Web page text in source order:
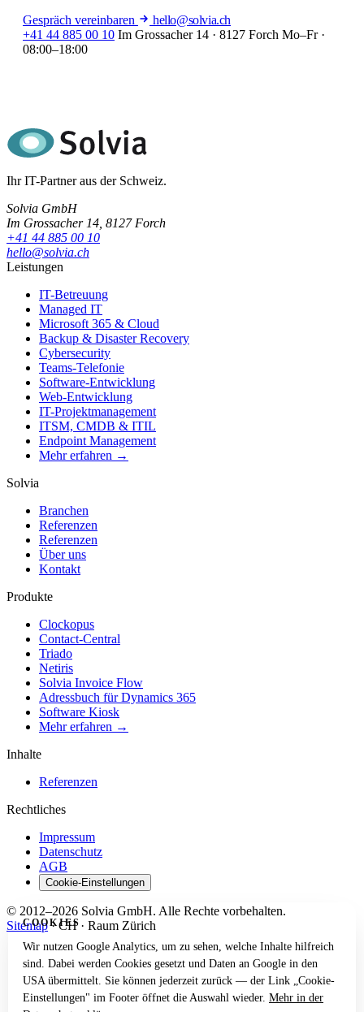
Gespräch vereinbaren
hello@solvia.ch
+41 44 885 00 10 Im Grossacher 14 · 8127 Forch Mo–Fr ·
08:00–18:00
Ihr IT-Partner aus der Schweiz.
Solvia GmbH
Im Grossacher 14, 8127 Forch
+41 44 885 00 10
hello@solvia.ch
Leistungen
IT-Betreuung
Managed IT
Microsoft 365 & Cloud
Backup & Disaster Recovery
Cybersecurity
Teams-Telefonie
Software-Entwicklung
Web-Entwicklung
IT-Projektmanagement
ITSM, CMDB & ITIL
Endpoint Management
Mehr erfahren →
Solvia
Branchen
Referenzen
Referenzen
Über uns
Kontakt
Produkte
Clockopus
Contact-Central
Triado
Netiris
Solvia Invoice Flow
Adressbuch für Dynamics 365
Software Kiosk
Mehr erfahren →
Inhalte
Referenzen
Rechtliches
Impressum
Datenschutz
AGB
Cookie-Einstellungen
© 2012–2026 Solvia GmbH. Alle Rechte vorbehalten.
Sitemap · CH · Raum Zürich
COOKIES
Wir nutzen Google Analytics, um zu sehen, welche Inhalte hilfreich
sind. Dabei werden Cookies gesetzt und Daten an Google in den
USA übermittelt. Sie können jederzeit zurück — der Link „Cookie-
Einstellungen" im Footer öffnet die Auswahl wieder. Mehr in der